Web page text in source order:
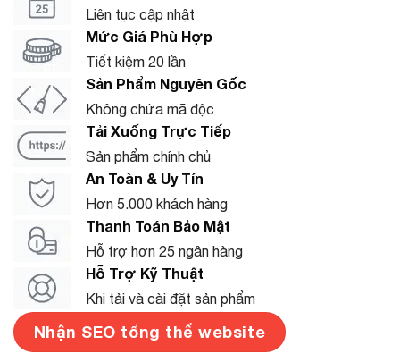
Liên tục cập nhật
Mức Giá Phù Hợp
Tiết kiệm 20 lần
Sản Phẩm Nguyên Gốc
Không chứa mã độc
Tải Xuống Trực Tiếp
Sản phẩm chính chủ
An Toàn & Uy Tín
Hơn 5.000 khách hàng
Thanh Toán Bảo Mật
Hỗ trợ hơn 25 ngân hàng
Hỗ Trợ Kỹ Thuật
Khi tải và cài đặt sản phẩm
Nhận SEO tổng thể website